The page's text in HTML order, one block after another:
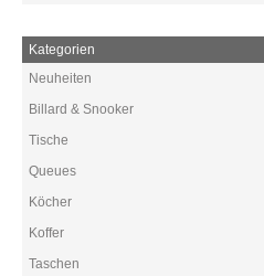
Kategorien
Neuheiten
Billard & Snooker
Tische
Queues
Köcher
Koffer
Taschen